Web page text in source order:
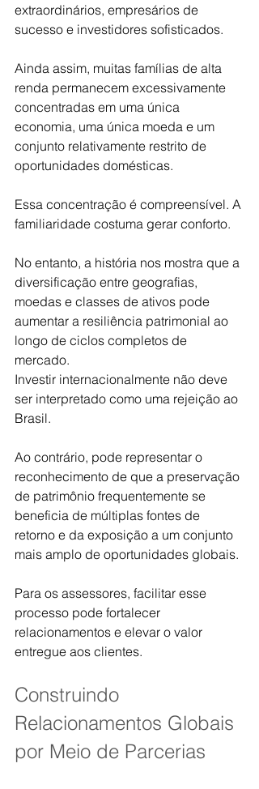
extraordinários, empresários de
sucesso e investidores sofisticados.
Ainda assim, muitas famílias de alta
renda permanecem excessivamente
concentradas em uma única
economia, uma única moeda e um
conjunto relativamente restrito de
oportunidades domésticas.
Essa concentração é compreensível. A
familiaridade costuma gerar conforto.
No entanto, a história nos mostra que a
diversificação entre geografias,
moedas e classes de ativos pode
aumentar a resiliência patrimonial ao
longo de ciclos completos de
mercado.
Investir internacionalmente não deve
ser interpretado como uma rejeição ao
Brasil.
Ao contrário, pode representar o
reconhecimento de que a preservação
de patrimônio frequentemente se
beneficia de múltiplas fontes de
retorno e da exposição a um conjunto
mais amplo de oportunidades globais.
Para os assessores, facilitar esse
processo pode fortalecer
relacionamentos e elevar o valor
entregue aos clientes.
Construindo
Relacionamentos Globais
por Meio de Parcerias